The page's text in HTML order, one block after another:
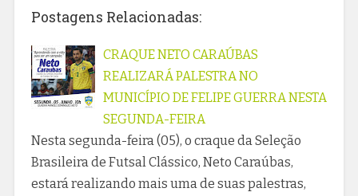
Postagens Relacionadas:
CRAQUE NETO CARAÚBAS
REALIZARÁ PALESTRA NO
MUNICÍPIO DE FELIPE GUERRA NESTA
SEGUNDA-FEIRA
Nesta segunda-feira (05), o craque da Seleção
Brasileira de Futsal Clássico, Neto Caraúbas,
estará realizando mais uma de suas palestras,